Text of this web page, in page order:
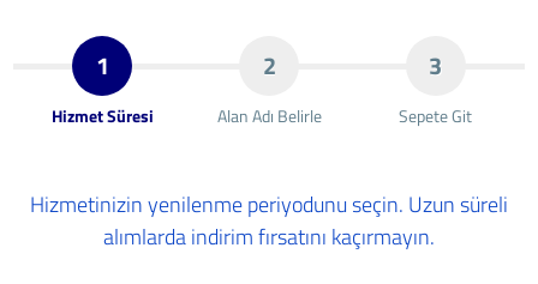
1
Hizmet Süresi
2
Alan Adı Belirle
3
Sepete Git
Hizmetinizin yenilenme periyodunu seçin. Uzun süreli
alımlarda indirim fırsatını kaçırmayın.